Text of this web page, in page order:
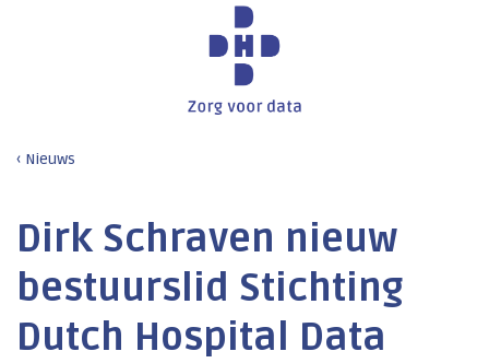
Nieuws
Dirk Schraven nieuw
bestuurslid Stichting
Dutch Hospital Data